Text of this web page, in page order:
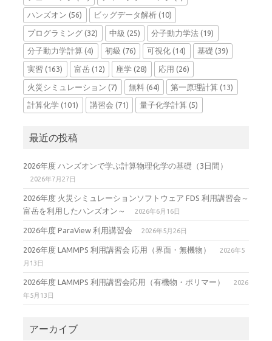
ハンズオン (56) ビッグデータ解析(10)
プログラミング (32) 中級 (25) 分子動力学法 (19)
分子動力学計算 (4) 初級 (76) 可視化 (14) 基礎 (39)
実習 (163) 富岳(12) 座学 (28) 応用 (26)
火災シミュレーション (7) 無料(64) 第一原理計算 (13)
計算化学 (101) 講習会 (71) 量子化学計算 (5)
最近の投稿
2026年度 ハンズオンで学ぶ計算物理化学の基礎（3日間）
2026年7月27日
2026年度 火災シミュレーションソフトウェア FDS 利用講習会～
富岳を利用したハンズオン～
2026年6月16日
2026年度 ParaView 利用講習会 2026年5月26日
2026年度 LAMMPS 利用講習会 応用（界面・無機物）
2026年5
月13日
2026年度 LAMMPS 利用講習会応用（有機物・ポリマー）
2026
年5月13日
アーカイブ